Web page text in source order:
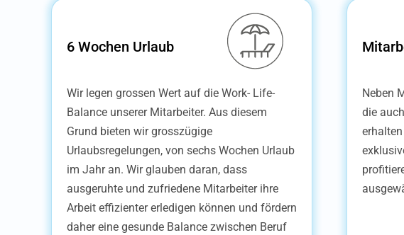
6 Wochen Urlaub
Wir legen grossen Wert auf die Work- Life-
Balance unserer Mitarbeiter. Aus diesem
Grund bieten wir grosszügige
Urlaubsregelungen, von sechs Wochen Urlaub
im Jahr an. Wir glauben daran, dass
ausgeruhte und zufriedene Mitarbeiter ihre
Arbeit effizienter erledigen können und fördern
daher eine gesunde Balance zwischen Beruf
Neben
die